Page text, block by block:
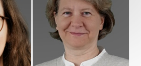
Profil